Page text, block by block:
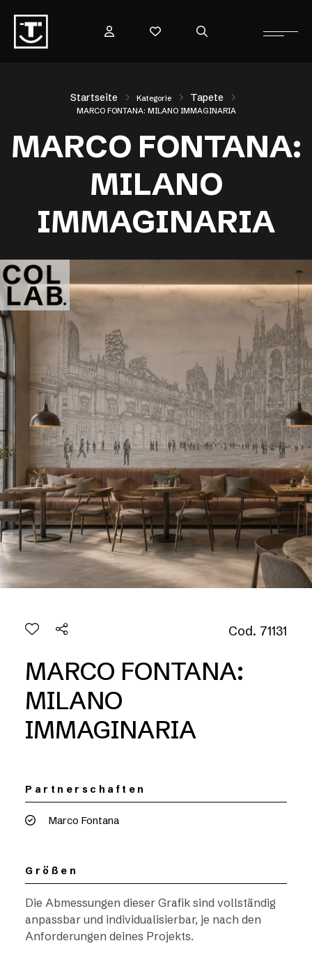
Startseite Kategorie Tapete
MARCO FONTANA: MILANO IMMAGINARIA
MARCO FONTANA:
MILANO
IMMAGINARIA
Cod. 71131
MARCO FONTANA:
MILANO
IMMAGINARIA
Partnerschaften
Marco Fontana
Größen
Die Abmessungen dieser Grafik sind vollständig
anpassbar und individualisierbar, je nach den
Anforderungen deines Projekts.